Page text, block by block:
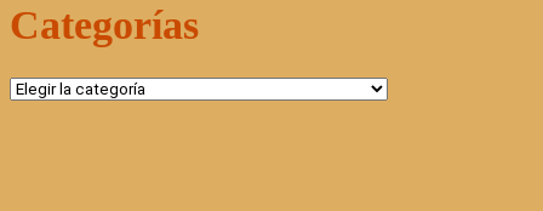
Categorías
Categorías